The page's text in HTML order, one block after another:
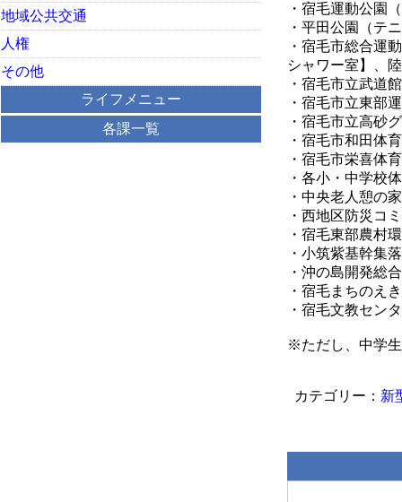
・宿毛運動公園
・平田公園（テ
・宿毛市総合運
シャワー室】、
・宿毛市立武道館
・宿毛市立東部
・宿毛市立高砂
・宿毛市和田体
・宿毛市栄喜体
・各小・中学校
・中央老人憩の家
・西地区防災コ
・宿毛東部農村
・小筑紫基幹集
・沖の島開発総
・宿毛まちのえ
・宿毛文教セン
※ただし、中学
新
地域公共交通
人権
その他
ライフメニュー
各課一覧